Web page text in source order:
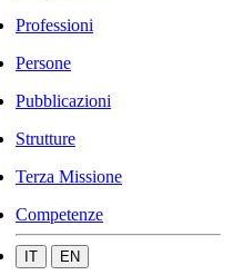
Professioni
Persone
Pubblicazioni
Strutture
Terza Missione
Competenze
IT EN